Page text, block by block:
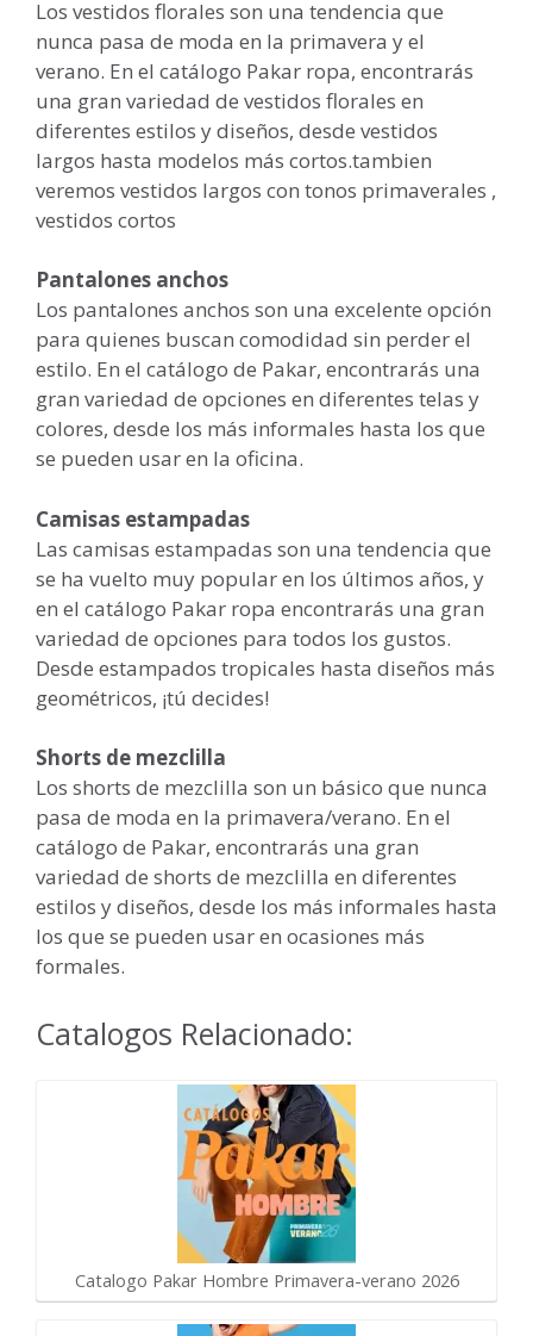
Los vestidos florales son una tendencia que
nunca pasa de moda en la primavera y el
verano. En el catálogo Pakar ropa, encontrarás
una gran variedad de vestidos florales en
diferentes estilos y diseños, desde vestidos
largos hasta modelos más cortos.tambien
veremos vestidos largos con tonos primaverales ,
vestidos cortos
Pantalones anchos
Los pantalones anchos son una excelente opción
para quienes buscan comodidad sin perder el
estilo. En el catálogo de Pakar, encontrarás una
gran variedad de opciones en diferentes telas y
colores, desde los más informales hasta los que
se pueden usar en la oficina.
Camisas estampadas
Las camisas estampadas son una tendencia que
se ha vuelto muy popular en los últimos años, y
en el catálogo Pakar ropa encontrarás una gran
variedad de opciones para todos los gustos.
Desde estampados tropicales hasta diseños más
geométricos, ¡tú decides!
Shorts de mezclilla
Los shorts de mezclilla son un básico que nunca
pasa de moda en la primavera/verano. En el
catálogo de Pakar, encontrarás una gran
variedad de shorts de mezclilla en diferentes
estilos y diseños, desde los más informales hasta
los que se pueden usar en ocasiones más
formales.
Catalogos Relacionado:
Catalogo Pakar Hombre Primavera-verano 2026